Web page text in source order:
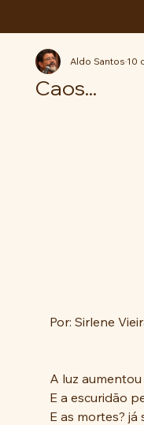
Caos...
Aldo Santos10
Por: Sirlene
A luz aumentou
E a escuridão
E as mortes? já